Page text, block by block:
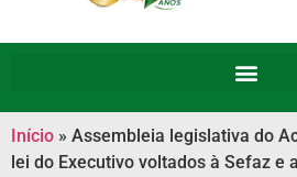
Início » Assembleia legislativa do
lei do Executivo voltados à Sefaz e